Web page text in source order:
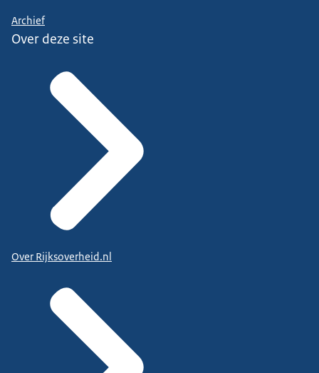
Archief
Over deze site
Over Rijksoverheid.nl